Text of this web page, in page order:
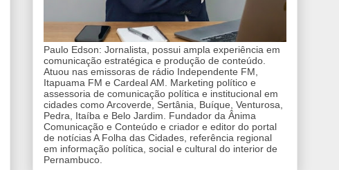
Paulo Edson: Jornalista, possui ampla experiência em
comunicação estratégica e produção de conteúdo.
Atuou nas emissoras de rádio Independente FM,
Itapuama FM e Cardeal AM. Marketing político e
assessoria de comunicação política e institucional em
cidades como Arcoverde, Sertânia, Buíque, Venturosa,
Pedra, Itaíba e Belo Jardim. Fundador da Ânima
Comunicação e Conteúdo e criador e editor do portal
de notícias A Folha das Cidades, referência regional
em informação política, social e cultural do interior de
Pernambuco.